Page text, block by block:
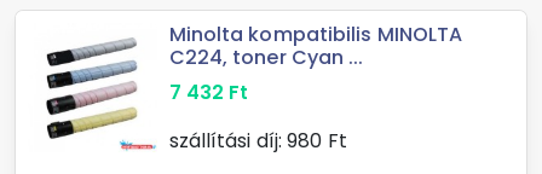
Minolta kompatibilis MINOLTA
C224, toner Cyan ...
7 432 Ft
szállítási díj: 980 Ft